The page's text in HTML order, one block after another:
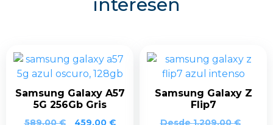
Samsung Galaxy A57
5G 256Gb Gris
589,00€
El
459,00 €El
Samsung Galaxy Z
Flip7
Desde1.209,00€